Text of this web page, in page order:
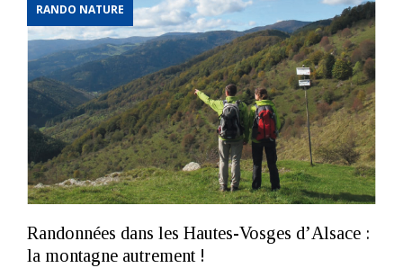
RANDO NATURE
Randonnées dans les Hautes-Vosges d’Alsace :
la montagne autrement !